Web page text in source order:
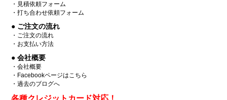
・見積依頼フォーム
・打ち合わせ依頼フォーム
● ご注文の流れ
・ご注文の流れ
・お支払い方法
● 会社概要
・会社概要
・Facebookページはこちら
・過去のブログへ